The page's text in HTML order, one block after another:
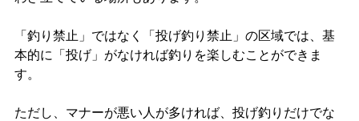
「釣り禁止」ではなく「投げ釣り禁止」の区域では、基
本的に「投げ」がなければ釣りを楽しむことができま
す。
ただし、マナーが悪い人が多ければ、投げ釣りだけでな